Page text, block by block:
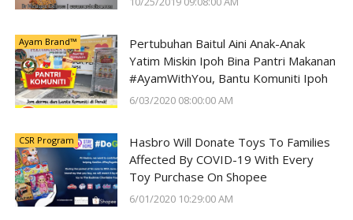
Ayam Brand™
Pertubuhan Baitul Aini Anak-Anak
Yatim Miskin Ipoh Bina Pantri Makanan
#AyamWithYou, Bantu Komuniti Ipoh
6/03/2020 08:00:00 AM
CSR Program
Hasbro Will Donate Toys To Families
Affected By COVID-19 With Every
Toy Purchase On Shopee
6/01/2020 10:29:00 AM